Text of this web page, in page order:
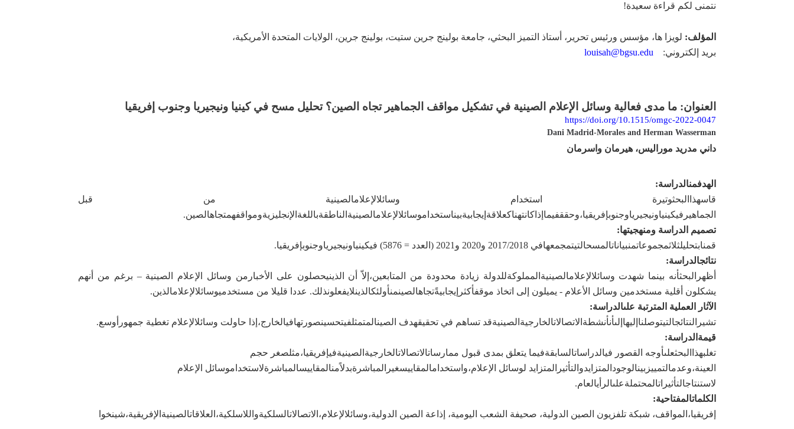
نتمنى لكم قراءة سعيدة!
المؤلف: لويزا ها، مؤسس ورئيس تحرير، أستاذ التميز البحثي، جامعة بولينج جرين ستيت، بولينج جرين، الولايات المتحدة الأمريكية،
بريد إلكتروني:
louisah@bgsu.edu
العنوان: ما مدى فعالية وسائل الإعلام الصينية في تشكيل مواقف الجماهير تجاه الصين؟ تحليل مسح في كينيا ونيجيريا وجنوب إفريقيا
https://doi.org/10.1515/omgc-2022-0047
Dani Madrid-Morales and Herman Wasserman
داني مدريد موراليس، هيرمان واسرمان
الهدفمنالدراسة:
قاسهذا البحثوتيرة استخدام وسائلالإعلامالصينية من قبل
الجماهير فيكينياونيجيرياوجنوبإفريقيا،وحققفيما إذا كانتهناكعلاقة إيجابيةبيناستخداموسائلالإعلامالصينية الناطقةباللغة الإنجليزيةومواقفهمتجاهالصين.
تصميم الدراسة ومنهجيتها:
قمنابتحليلثلاثمجموعاتمنبياناتالمسحالتيتمجمعهافي و2020 و 2021 ( العدد = 5876) فيكينياونيجيرياوجنوبإفريقيا.
نتائجالدراسة:
أظهر البحثأنه بينما شهدت وسائلالإعلامالصينية المملوكةللدولة زيادة محدودة من المتابعين، إلاّ أن الذينيحصلون على الأخبار من وسائل الإعلام الصينية – برغم من أنهم
يشكلون أقلية مستخدمين وسائل الأعلام - يميلون إلى اتخاذ موقفأكثر إيجابيةًتجاهالصينمنأولئكالذينلايفعلونذلك. عددا قليلا من مستخدميوسائلالإعلامالذين.
الآثار العملية المترتبة علىالدراسة:
تشير النتائجالتيتوصلنا إليها إلىأنأنشطة الاتصالاتالخارجية الصينيةقد تساهم في تحقيقهدف الصينالمتمثلفيتحسينصورتهافيالخارج، إذا حاولت وسائلالإعلام تغطية جمهور أوسع.
قيمة الدراسة:
تغلبهذا البحثعلىأوجه القصور فيالدراساتالسابقةفيما يتعلق بمدى قبول ممارساتالاتصالاتالخارجية الصينيةفيإفريقيا،مثلصغر حجم
العينة،وعدمالتمييز بينالوجود المتزايدوالتأثير المتزايد لوسائل الإعلام،واستخدامالمقاييسغير المباشرةبدلاًمنالمقاييسالمباشرةلاستخداموسائل الإعلام
لاستنتاجالتأثيراتالمحتملةعلىالرأيالعام.
الكلماتالمفتاحية:
إفريقيا، المواقف، شبكة تلفزيون الصين الدولية، صحيفة الشعب اليومية، إذاعة الصين الدولية،وسائلالإعلام، الاتصالاتالسلكيةواللاسلكية، العلاقاتالصينية الإفريقية،شينخوا